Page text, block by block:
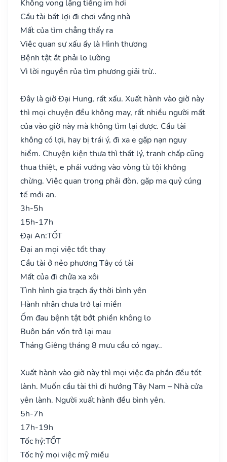
Không vong lặng tiếng im hơi
Cầu tài bất lợi đi chơi vắng nhà
Mất của tìm chẳng thấy ra
Việc quan sự xấu ấy là Hình thương
Bệnh tật ắt phải lo lường
Vì lời nguyền rủa tìm phương giải trừ..
Đây là giờ Đại Hung, rất xấu. Xuất hành vào giờ này
thì mọi chuyện đều không may, rất nhiều người mất
của vào giờ này mà không tìm lại được. Cầu tài
không có lợi, hay bị trái ý, đi xa e gặp nạn nguy
hiểm. Chuyện kiện thưa thì thất lý, tranh chấp cũng
thua thiệt, e phải vướng vào vòng tù tội không
chừng. Việc quan trọng phải đòn, gặp ma quỷ cúng
tế mới an.
3h-5h
15h-17h
Đại An:TỐT
Đại an mọi việc tốt thay
Cầu tài ở nẻo phương Tây có tài
Mất của đi chửa xa xôi
Tình hình gia trạch ấy thời bình yên
Hành nhân chưa trở lại miền
Ốm đau bệnh tật bớt phiền không lo
Buôn bán vốn trở lại mau
Tháng Giêng tháng 8 mưu cầu có ngay..
Xuất hành vào giờ này thì mọi việc đa phần đều tốt
lành. Muốn cầu tài thì đi hướng Tây Nam – Nhà cửa
yên lành. Người xuất hành đều bình yên.
5h-7h
17h-19h
Tốc hỷ:TỐT
Tốc hỷ mọi việc mỹ miều